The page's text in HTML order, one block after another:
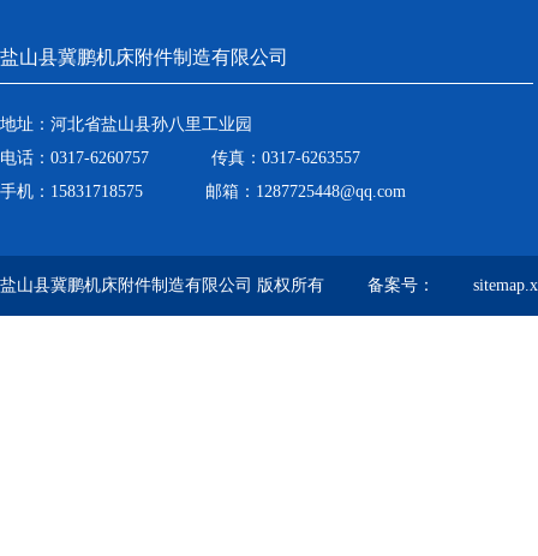
盐山县冀鹏机床附件制造有限公司
地址：河北省盐山县孙八里工业园
电话：0317-6260757 传真：0317-6263557
手机：15831718575 邮箱：1287725448@qq.com
盐山县冀鹏机床附件制造有限公司 版权所有 备案号：